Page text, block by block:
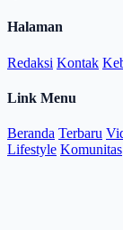
Halaman
Redaksi Kontak
Link Menu
Beranda Terbaru
Lifestyle Komunitas